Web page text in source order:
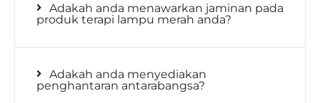
Adakah anda menawarkan jaminan pada
produk terapi lampu merah anda?
Adakah anda menyediakan
penghantaran antarabangsa?